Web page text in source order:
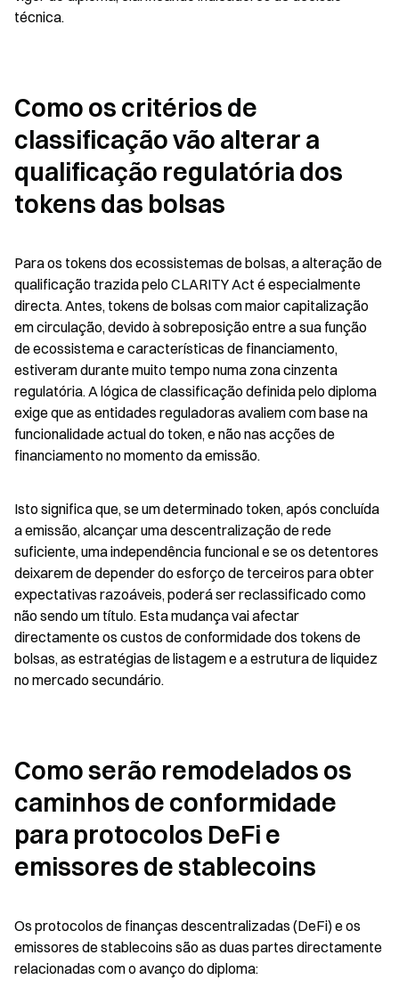
técnica.
Como os critérios de
classificação vão alterar a
qualificação regulatória dos
tokens das bolsas
Para os tokens dos ecossistemas de bolsas, a alteração de
qualificação trazida pelo CLARITY Act é especialmente
directa. Antes, tokens de bolsas com maior capitalização
em circulação, devido à sobreposição entre a sua função
de ecossistema e características de financiamento,
estiveram durante muito tempo numa zona cinzenta
regulatória. A lógica de classificação definida pelo diploma
exige que as entidades reguladoras avaliem com base na
funcionalidade actual do token, e não nas acções de
financiamento no momento da emissão.
Isto significa que, se um determinado token, após concluída
a emissão, alcançar uma descentralização de rede
suficiente, uma independência funcional e se os detentores
deixarem de depender do esforço de terceiros para obter
expectativas razoáveis, poderá ser reclassificado como
não sendo um título. Esta mudança vai afectar
directamente os custos de conformidade dos tokens de
bolsas, as estratégias de listagem e a estrutura de liquidez
no mercado secundário.
Como serão remodelados os
caminhos de conformidade
para protocolos DeFi e
emissores de stablecoins
Os protocolos de finanças descentralizadas (DeFi) e os
emissores de stablecoins são as duas partes directamente
relacionadas com o avanço do diploma: